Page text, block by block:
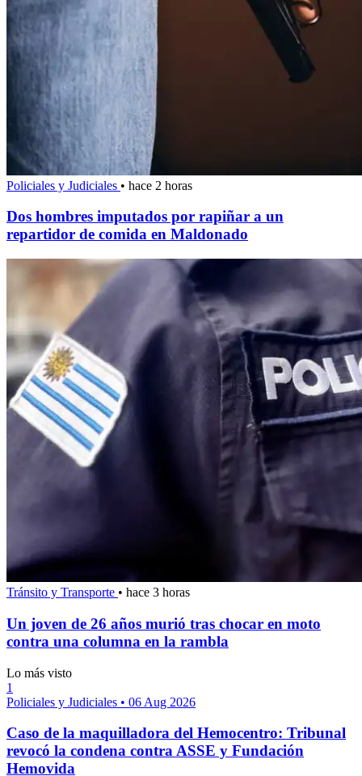
Policiales y Judiciales • hace 2 horas
Dos hombres imputados por rapiñar a un
repartidor de comida en Maldonado
Tránsito y Transporte • hace 3 horas
Un joven de 26 años murió tras chocar en moto
contra una columna en la rambla
Lo más visto
1
Policiales y Judiciales • 06 Aug 2026
Caso de la maquilladora del Hemocentro: Tribunal
revocó la condena contra ASSE y Fundación
Hemovida